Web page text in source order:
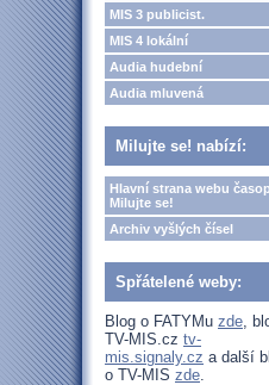
MIS 3 publicist.
MIS 4 lokální
Audia hudební
Audia mluvená
Milujte se! nabízí:
Hlavní strana webu
Milujte se!
Archiv vyšlých čísel
Spřátelené weby:
Blog o FATYMu zde,
TV-MIS.cz tv-
mis.signaly.cz a další
o TV-MIS zde.